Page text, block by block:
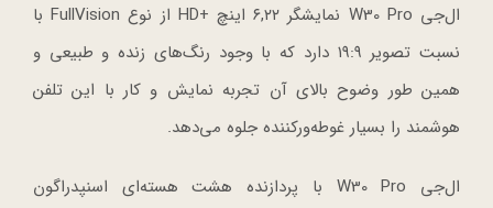
ال‌جی W30 Pro نمایشگر ۶,۲۲ اینچ +HD از نوع FullVision با
نسبت تصویر ۱۹:۹ دارد که با وجود رنگ‌های زنده و طبیعی و
همین طور وضوح بالای آن تجربه نمایش و کار با این تلفن
هوشمند را بسیار غوطه‌ورکننده جلوه می‌دهد.
ال‌جی W30 Pro با پردازنده هشت هسته‌ای اسنپدراگون